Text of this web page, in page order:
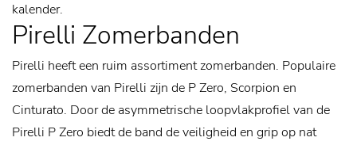
kalender.
Pirelli Zomerbanden
Pirelli heeft een ruim assortiment zomerbanden. Populaire
zomerbanden van Pirelli zijn de P Zero, Scorpion en
Cinturato. Door de asymmetrische loopvlakprofiel van de
Pirelli P Zero biedt de band de veiligheid en grip op nat